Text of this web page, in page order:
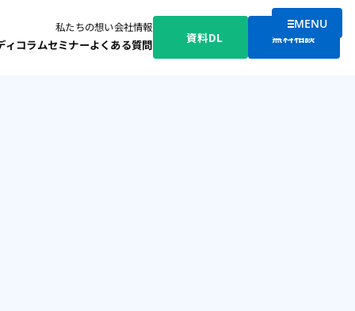
メニュー
MENU
私たちの想い会社情報
ィ コラムセミナーよくある質問 資料DL 無料相談